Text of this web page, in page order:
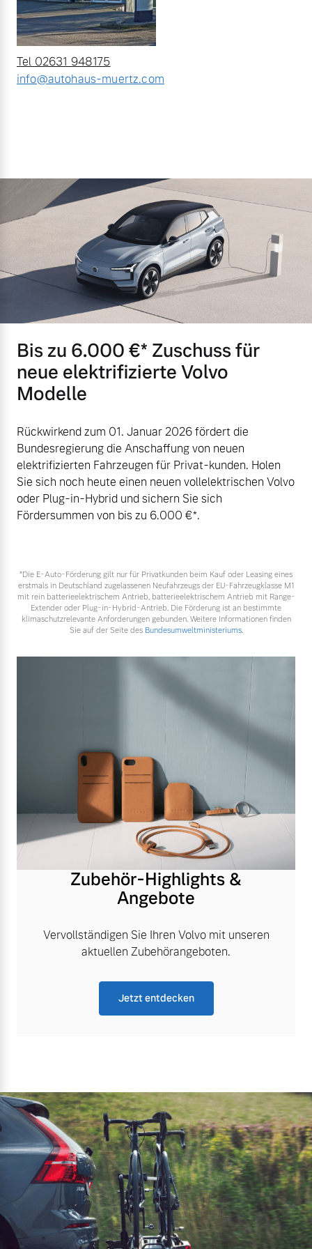
Tel 02631 948175
info@autohaus-muertz.com
Bis zu 6.000 €⁠* Zuschuss für
neue elektrifizierte Volvo
Modelle
Rückwirkend zum 01. Januar 2026 fördert die
Bundesregierung die Anschaffung von neuen
elektrifizierten Fahrzeugen für Privat-kunden. Holen
Sie sich noch heute einen neuen vollelektrischen Volvo
oder Plug-in-Hybrid und sichern Sie sich
Fördersummen von bis zu 6.000 €⁠*.
*Die E‑Auto-Förderung gilt nur für Privatkunden beim Kauf oder Leasing eines
erstmals in Deutschland zugelassenen Neufahrzeugs der EU-Fahrzeugklasse M1
mit rein batterieelektrischem Antrieb, batterieelektrischem Antrieb mit Range-
Extender oder Plug-in-Hybrid-Antrieb. Die Förderung ist an bestimmte
klimaschutzrelevante Anforderungen gebunden. Weitere Informationen finden
Sie auf der Seite des Bundesumweltministeriums.
Zubehör-Highlights &
Angebote
Vervollständigen Sie Ihren Volvo mit unseren
aktuellen Zubehörangeboten.
Jetzt entdecken